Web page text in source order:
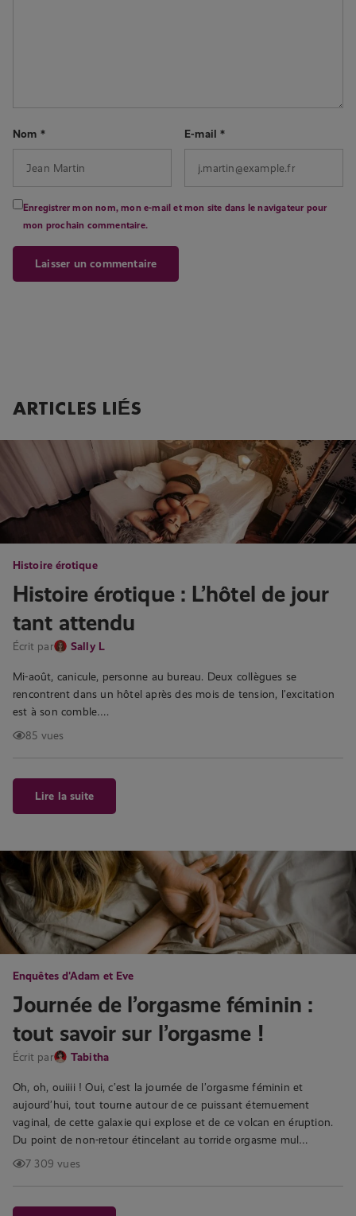
Nom * E-mail*
Enregistrer mon nom, mon e-mail et mon site dans le navigateur pour
mon prochain commentaire.
ARTICLES LIÉS
Histoire érotique
Histoire érotique : L’hôtel de jour
tant attendu
Écrit par Sally L
Mi-août, canicule, personne au bureau. Deux collègues se
rencontrent dans un hôtel après des mois de tension, l’excitation
est à son comble….
85 vues
Lire la suite
Enquêtes d'Adam et Eve
Journée de l’orgasme féminin :
tout savoir sur l’orgasme !
Écrit par Tabitha
Oh, oh, ouiiii ! Oui, c’est la journée de l’orgasme féminin et
aujourd’hui, tout tourne autour de ce puissant éternuement
vaginal, de cette galaxie qui explose et de ce volcan en éruption.
Du point de non-retour étincelant au torride orgasme mul…
7 309 vues